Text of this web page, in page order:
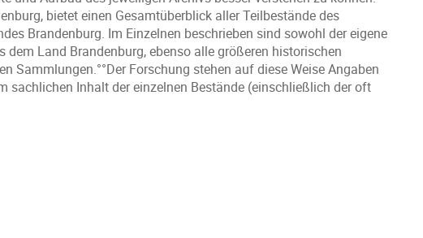
bietet einen Gesamtüberblick aller Teilbestände des
Brandenburg. Im Einzelnen beschrieben sind sowohl der eigene
Land Brandenburg, ebenso alle größeren historischen
Sammlungen.°°Der Forschung stehen auf diese Weise Angaben
sachlichen Inhalt der einzelnen Bestände (einschließlich der oft